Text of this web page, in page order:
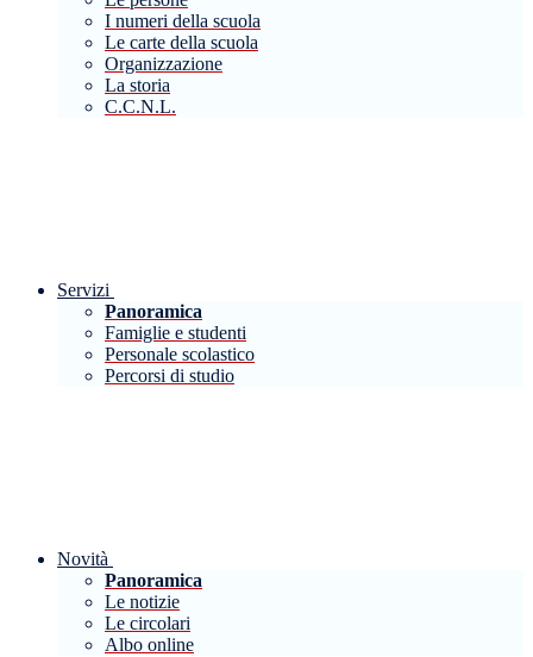
I numeri della scuola
Le carte della scuola
Organizzazione
La storia
C.C.N.L.
Servizi
Panoramica
Famiglie e studenti
Personale scolastico
Percorsi di studio
Novità
Panoramica
Le notizie
Le circolari
Albo online